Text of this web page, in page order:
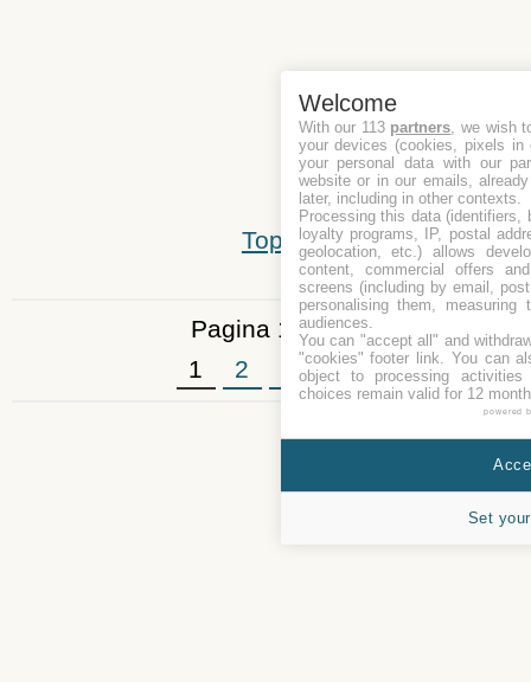
Top
Pagina 1 di 3
1
2 »
Welcome
With our 113 partners, we wish
your devices (cookies, pixels
your personal data with our
website or in our emails,
later, including in other contexts.
Processing this data (identifiers,
loyalty programs, IP, postal
geolocation, etc.) allows
content, commercial offers
screens (including by email,
personalising them, measuring
audiences.
You can "accept all" and
"cookies" footer link. You can
object to processing
choices remain valid for 12
powered
Set